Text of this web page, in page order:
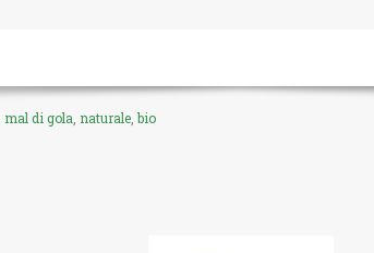
mal di gola naturale bio